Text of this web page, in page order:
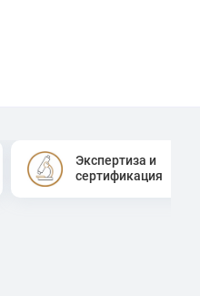
Экспертиза и
сертификация